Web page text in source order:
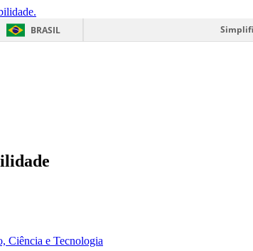
BRASIL
Ciência e Tecnologia